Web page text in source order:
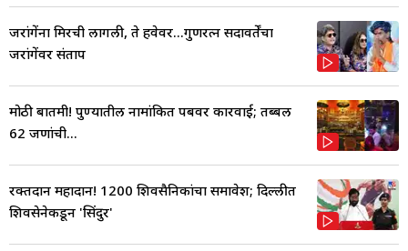
जरांगेंना मिरची लागली, ते हवेवर...गुणरत्न सदावर्तेंचा
जरांगेंवर संताप
मोठी बातमी! पुण्यातील नामांकित पबवर कारवाई; तब्बल
62 जणांची...
रक्तदान महादान! 1200 शिवसैनिकांचा समावेश; दिल्लीत
शिवसेनेकडून 'सिंदुर'